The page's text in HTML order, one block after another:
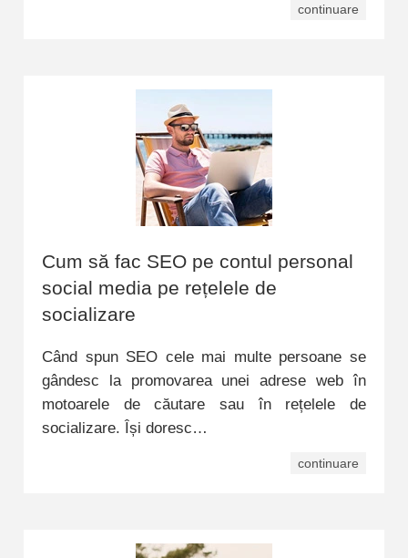
continuare
Cum să fac SEO pe contul personal
social media pe rețelele de
socializare
Când spun SEO cele mai multe persoane se
gândesc la promovarea unei adrese web în
motoarele de căutare sau în rețelele de
socializare. Își doresc…
continuare